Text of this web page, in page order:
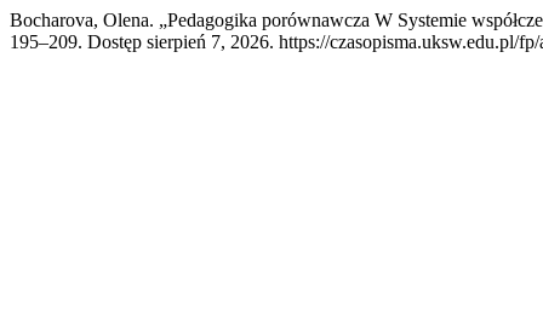
Bocharova, Olena. „Pedagogika porównawcza W Systemie
195–209. Dostęp sierpień 7, 2026. https://czasopisma.uksw.edu.pl/